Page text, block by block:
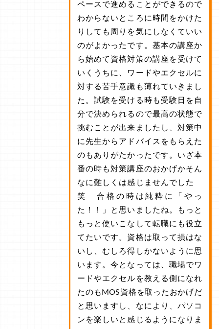
ペースで進めることができるので
わからないところに時間をかけた
りしても周りを気にしなくていい
のがよかったです。基本の講座か
ら始めて資格対策の講座を受けて
いくうちに、ワードやエクセルに
対する苦手意識も薄れていきまし
た。試験を受ける時も受験日を自
分で決められるので最高の状態で
挑むことが出来ましたし、対策中
に先生からアドバイスをもらえた
のもありがたかったです。いざ本
番の時も対策講座のおかげかそん
なに難しくは感じませんでした
笑 合格の時は純粋に「やっ
た！！」と思いましたね。もっと
もっと使いこなして転職にも役立
てたいです。資格は取って損はな
いし、むしろ得しかないように思
います。今となっては、職場でワ
ードやエクセルを教える側になれ
たのもMOS資格を取ったおかげだ
と思いますし、なにより、パソコ
ンを楽しいと感じるようになりま